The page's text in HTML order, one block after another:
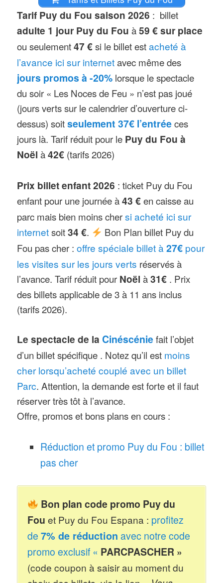
les incontournables, ici.
Spectacles: Le Puy du Fou est
entièrement basé sur des
spectacles, vous devez donc vous
procurer les horaires de ceux-ci pour
le jour de votre visite, à l’entrée du
parc ou bien sur le site et via l’app
En plus des spectacles,la
Cinescénie, un grand show
nocturne de 1h40 se déroulant sur
de 2 000 acteurs est proposé
certains jours (billet spécifique et
réservation nécessaire). Les
Cinéscénies ont lieu en général les
vendredi et samedi soir à partir de
mi-juin, en juillet et aout puis début
septembre. Voir tous les détails sur
la cinéscénie ici
nocturne, « Les noces de feu », est
accessible avec le billet journée
durant une bonne partie de la saison
au sein même du parc du Puy du
Fou, sur le lac.
Nouveautés 2026
saison de Noël cette année
du Puy du Fou,offre désormais 100
chambres supplémentaires. Nouvelle
Nouvelle aire de jeu.
Nouveautés 2025: tout nouveau
spectacle « L’épée du roi Arthur »
en remplacement des « Chevaliers
de la table ronde » lancé en 2013, le
Tarif Puy du Fou saison 2026 : billet
adulte 1 jour Puy du Fou à59 € sur place
ou seulement47 €si le billet estacheté à
l’avance ici sur internetavec même des
jours promos à -20% lorsque le spectacle
du soir « Les Noces de Feu » n’est pas joué
(jours verts sur le calendrier d’ouverture ci-
dessus) soitseulement 37€ l’entréeces
jours là. Tarif réduit pour le Puy du Fou à
Noël à42€ (tarifs 2026)
Prix billet enfant 2026 : ticket Puy du Fou
enfant pour une journée à43 €en caisse au
parc mais bien moins chersi acheté ici sur
internetsoit34 €.
Bon Plan billet Puy du
Fou pas cher :offre spéciale billet à27€ pour
les visites sur les jours verts réservés à
l’avance. Tarif réduit pour Noël à31€ . Prix
des billets applicable de 3 à 11 ans inclus
(tarifs 2026).
Le spectacle de laCinéscéniefait l’objet
d’un billet spécifique . Notez qu’il est moins
cher lorsqu’acheté couplé avec un billet
Parc. Attention, la demande est forte et il faut
réserver très tôt à l’avance.
Offre, promos et bons plans en cours :
Réduction et promo Puy du Fou : billet
pas cher
Bon plan code promo Puy du
Fouet Puy du Fou Espana : profitez
de7% de réduction avec notre code
promo exclusif « PARCPASCHER »
(code coupon à saisir au moment du